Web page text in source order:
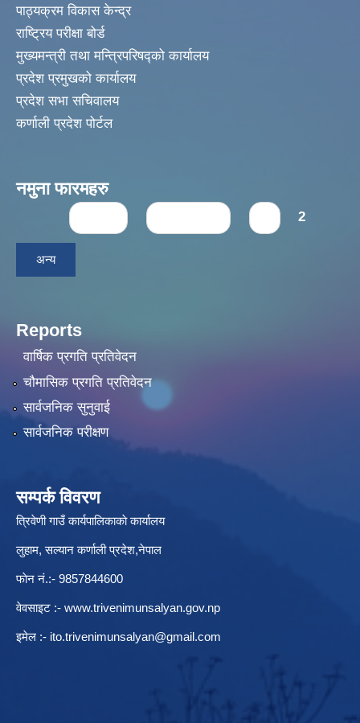
पाठ्यक्रम विकास केन्द्र
राष्ट्रिय परीक्षा बोर्ड
मुख्यमन्त्री तथा मन्त्रिपरिषद्को कार्यालय
प्रदेश प्रमुखको कार्यालय
प्रदेश सभा सचिवालय
कर्णाली प्रदेश पोर्टल
नमुना फारमहरु
Pages 2
अन्य
Reports
वार्षिक प्रगति प्रतिवेदन
चौमासिक प्रगति प्रतिवेदन
सार्वजनिक सुनुवाई
सार्वजनिक परीक्षण
सम्पर्क विवरण
त्रिवेणी गाउँ कार्यपालिकाकाे कार्यालय
लुहाम, सल्यान कर्णाली प्रदेश,नेपाल
फाेन नं.:- 9857844600
वेवसाइट :- www.trivenimunsalyan.gov.np
इमेल :- ito.trivenimunsalyan@gmail.com